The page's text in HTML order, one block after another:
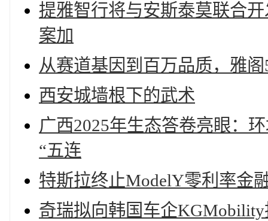
提雅智行将与安斯泰莫联合
案加
从赛道基因到百万品质，雅
西安城墙根下的武术
广西2025年生态答卷亮眼：
“五连
特斯拉终止ModelY零利率金
奇瑞拟向韩国车企KGMobility